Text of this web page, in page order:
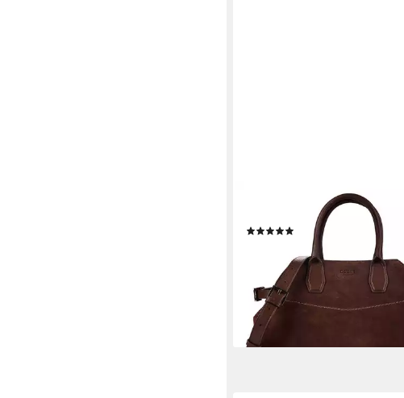
Henkeltasche Liza, Leder
UVP 220,00 €
lieferbar - in 2-3 Werktagen bei dir